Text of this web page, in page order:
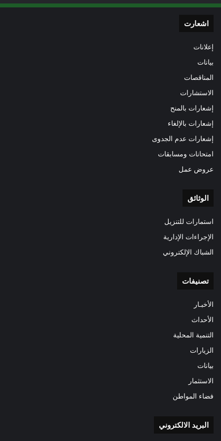
اشعارت
إعلانات
بيانات
المناقصات
الاستشارات
إشعارات بالمنح
إشعارات بالإلغاء
إشعارات عدم الجدوى
امتحانات ومسابقات
عروض عمل
الوثائق
استمارات للتنزيل
الإجراءات الإدارية
الشباك الإلكتروني
تصنيفات
الأخبـار
الأحداث
التنمية المحلية
الزيارات
بيانات
الاستثمار
فضاء المواطن
البريد الالكتروني